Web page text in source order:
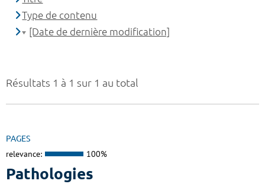
Résultats 1 à 1 sur 1 au total
PAGES
relevance: 100%
Pathologies
Type de contenu
[Date de dernière modification]